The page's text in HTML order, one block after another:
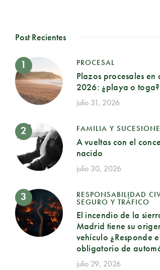
Post Recientes
PROCESAL
Plazos procesales en
2026: ¿playa o toga?
julio 31, 2026
FAMILIA Y
A vueltas con el
nacido
julio 30, 2026
RESPONSABILIDAD
SEGURO Y TRÁFICO
El incendio de la
Madrid tiene su
vehículo ¿Responde
obligatorio de
julio 29, 2026